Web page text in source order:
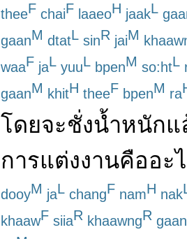
theeF chaiF laaeoH jaakL
gaanM dtatL sinR jaiM
waaF jaL yuuL bpenM so:htL
gaanM khitH theeF bpenM ra
โดยจะชั่งน้ำหนักแ
การแต่งงานคืออะ
dooyM jaL changF namH nak
khaawF siiaR khaawngR gaan